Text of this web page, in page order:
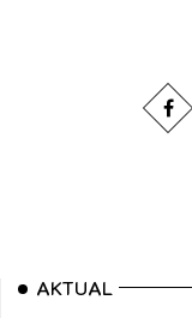
AKTUAL